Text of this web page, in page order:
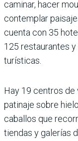
caminar, hacer
contemplar
cuenta con 35
125 restaurantes
turísticas.
Hay 19 centros de
patinaje sobre
caballos que
tiendas y galerías